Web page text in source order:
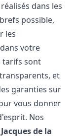
dans les
possible,
les
votre
tarifs sont
et
garanties sur
vous donner
Nos
de la